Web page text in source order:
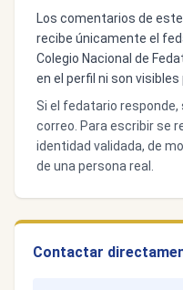
Los comentarios de
recibe únicamente el
Colegio Nacional de
en el perfil ni son
Si el fedatario
correo. Para escribir se
identidad validada, de
de una persona real.
Contactar